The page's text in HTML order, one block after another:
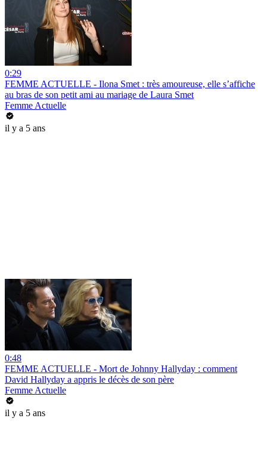
0:29
FEMME ACTUELLE - Ilona Smet : très amoureuse, elle s’affiche
au bras de son petit ami au mariage de Laura Smet
Femme Actuelle
il y a 5 ans
0:48
FEMME ACTUELLE - Mort de Johnny Hallyday : comment
David Hallyday a appris le décès de son père
Femme Actuelle
il y a 5 ans